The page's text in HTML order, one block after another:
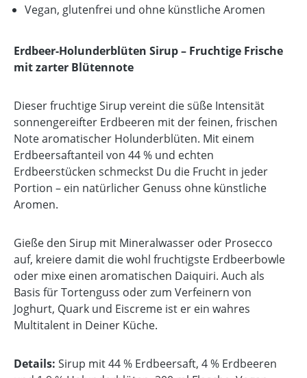
Vegan, glutenfrei und ohne künstliche Aromen
Erdbeer-Holunderblüten Sirup – Fruchtige Frische
mit zarter Blütennote
Dieser fruchtige Sirup vereint die süße Intensität
sonnengereifter Erdbeeren mit der feinen, frischen
Note aromatischer Holunderblüten. Mit einem
Erdbeersaftanteil von 44 % und echten
Erdbeerstücken schmeckst Du die Frucht in jeder
Portion – ein natürlicher Genuss ohne künstliche
Aromen.
Gieße den Sirup mit Mineralwasser oder Prosecco
auf, kreiere damit die wohl fruchtigste Erdbeerbowle
oder mixe einen aromatischen Daiquiri. Auch als
Basis für Tortenguss oder zum Verfeinern von
Joghurt, Quark und Eiscreme ist er ein wahres
Multitalent in Deiner Küche.
Details: Sirup mit 44 % Erdbeersaft, 4 % Erdbeeren